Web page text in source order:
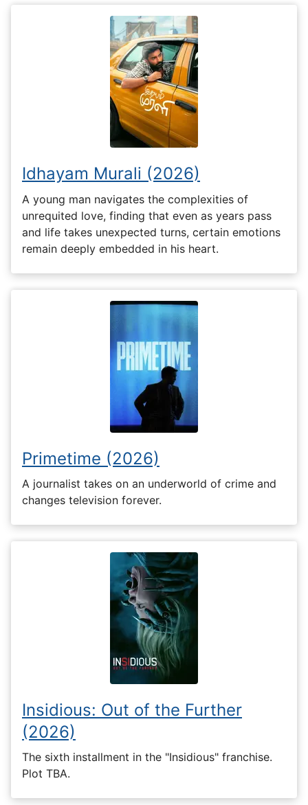
Idhayam Murali (2026)
A young man navigates the complexities of
unrequited love, finding that even as years pass
and life takes unexpected turns, certain emotions
remain deeply embedded in his heart.
Primetime (2026)
A journalist takes on an underworld of crime and
changes television forever.
Insidious: Out of the Further
(2026)
The sixth installment in the "Insidious" franchise.
Plot TBA.